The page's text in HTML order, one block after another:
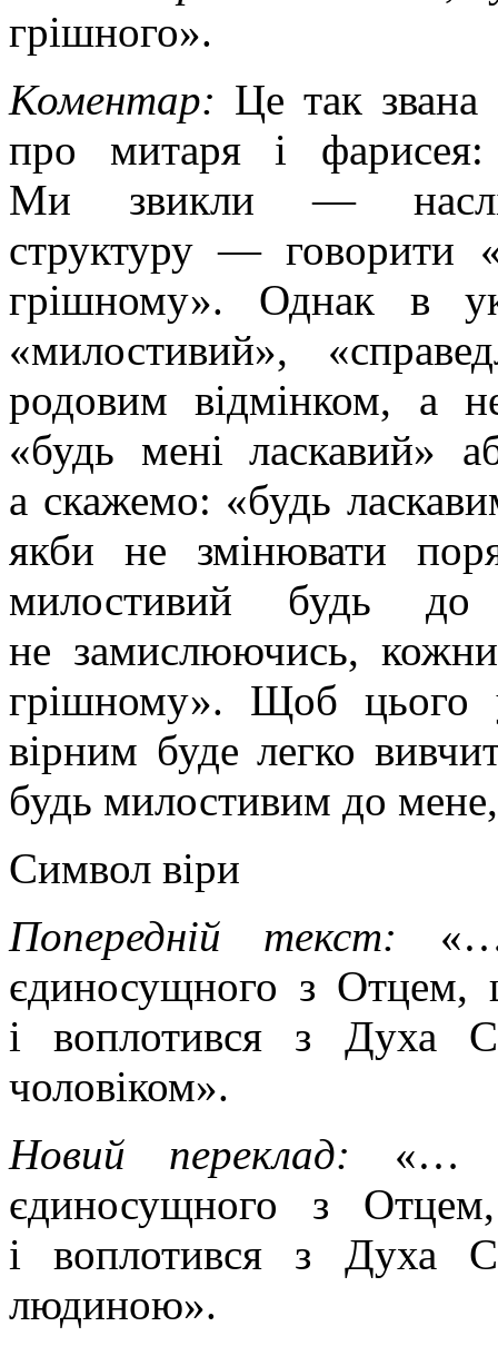
грішного».
Коментар: Це так звана
про митаря і
Ми звикли —
структуру — говорити
грішному». Однак в
«милостивий»,
родовим відмінком, а
«будь мені ласкавий»
а скажемо: «будь
якби не змінювати
милостивий будь
не замислюючись,
грішному». Щоб цього
вірним буде легко
будь милостивим до
Символ віри
Попередній текст:
єдиносущного з Отцем,
і воплотився з Духа
чоловіком».
Новий переклад: «…
єдиносущного з
і воплотився з Духа
людиною».